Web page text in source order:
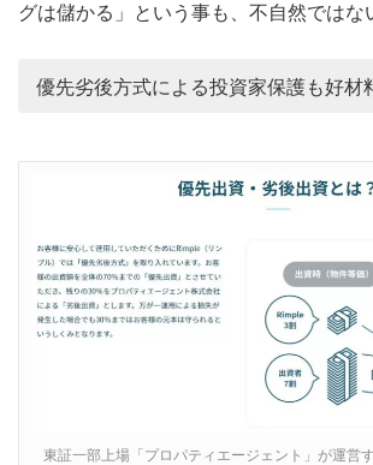
グは儲かる」という事も、不自然ではな
優先劣後方式による投資家保護も好材
東証一部上場「プロパティエージェント」が運営